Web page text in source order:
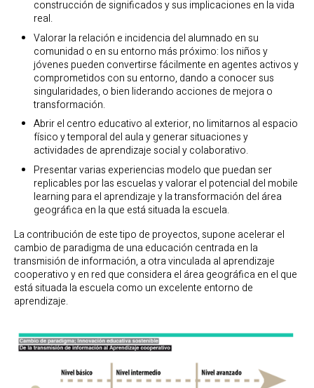
construcción de significados y sus implicaciones en la vida
real.
Valorar la relación e incidencia del alumnado en su
comunidad o en su entorno más próximo: los niños y
jóvenes pueden convertirse fácilmente en agentes activos y
comprometidos con su entorno, dando a conocer sus
singularidades, o bien liderando acciones de mejora o
transformación.
Abrir el centro educativo al exterior, no limitarnos al espacio
físico y temporal del aula y generar situaciones y
actividades de aprendizaje social y colaborativo.
Presentar varias experiencias modelo que puedan ser
replicables por las escuelas y valorar el potencial del mobile
learning para el aprendizaje y la transformación del área
geográfica en la que está situada la escuela.
La contribución de este tipo de proyectos, supone acelerar el
cambio de paradigma de una educación centrada en la
transmisión de información, a otra vinculada al aprendizaje
cooperativo y en red que considera el área geográfica en el que
está situada la escuela como un excelente entorno de
aprendizaje.